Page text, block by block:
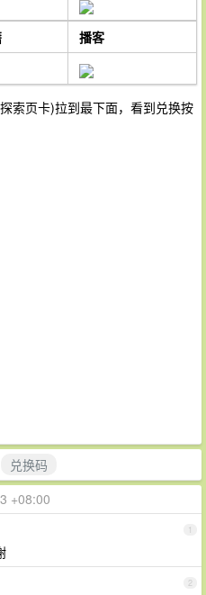
播客
索页卡)拉到最下面，看到兑换按
兑换码
+08:00
1
2